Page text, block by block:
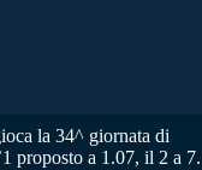
la 34^ giornata di
proposto a 1.07, il 2 a 7.